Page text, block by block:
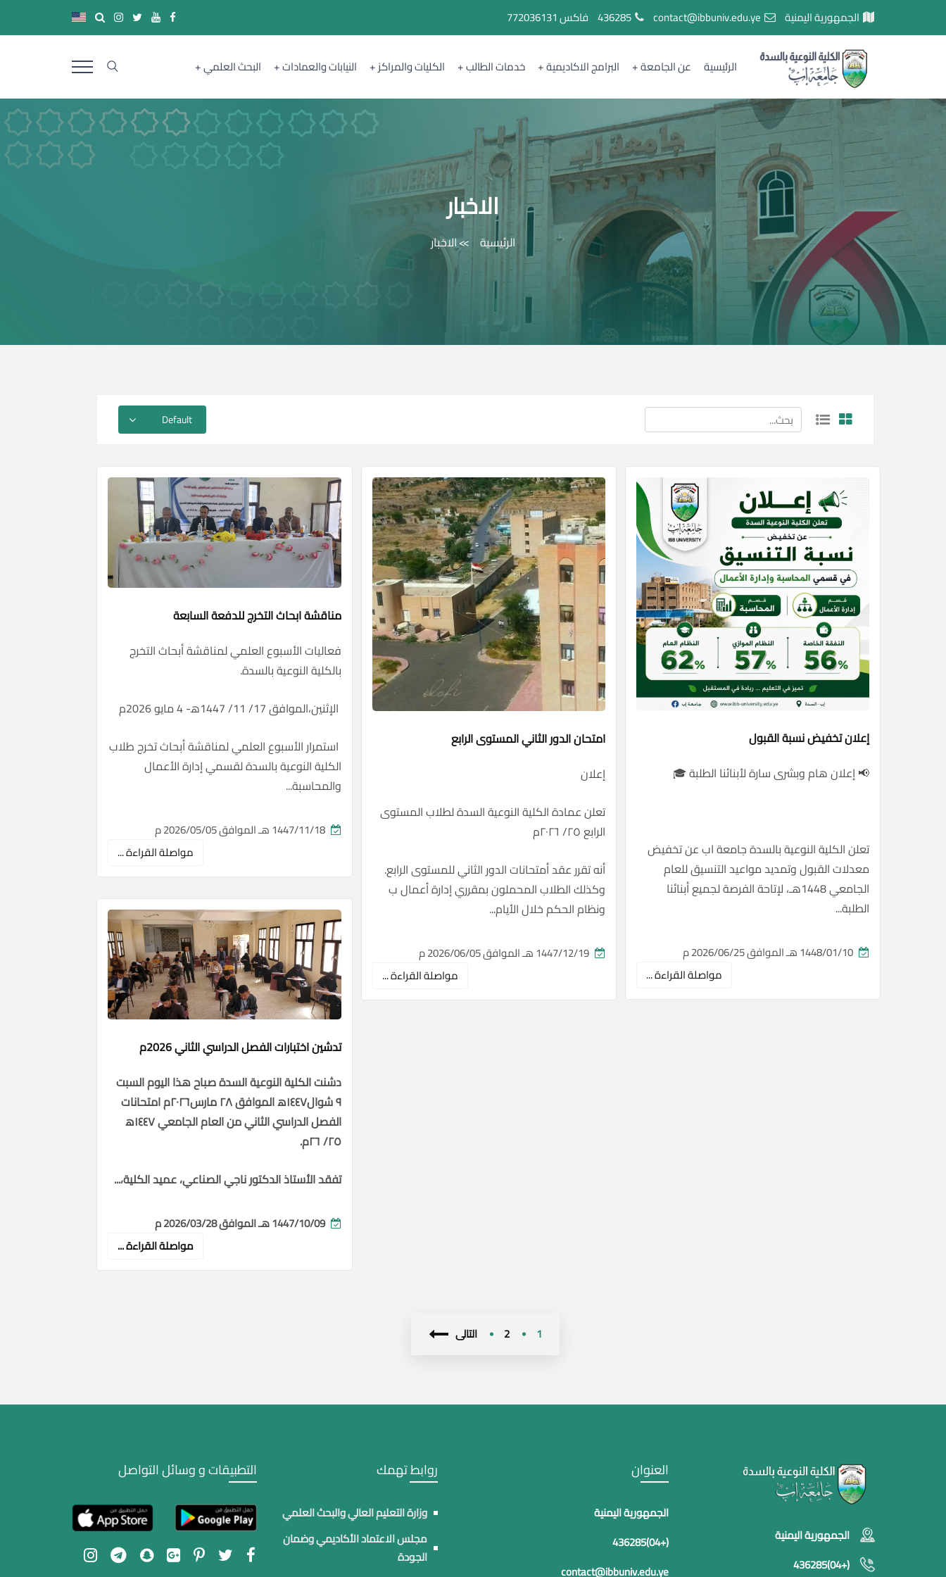
الجمهورية اليمنية contact@ibbuniv.edu.ye
436285 فاكس772036131
الرئيسية عن الجامعة البرامج الاكاديمية خدمات الطالب الكليات والمراكز النيابات والعمادات البحث العلمي
الاخبار
الرئيسية الاخبار
إعلان تخفيض نسبة القبول
📢 إعلان هام وبشرى سارة لأبنائنا الطلبة 🎓
تعلن الكلية النوعية بالسدة جامعة اب عن تخفيض
معدلات القبول وتمديد مواعيد التنسيق للعام
الجامعي 1448هـ، لإتاحة الفرصة لجميع أبنائنا
الطلبة...
مواصلة القراءة ...
امتحان الدور الثاني المستوى الرابع
إعلان
تعلن عمادة الكلية النوعية السدة لطلاب المستوى
الرابع ٢٥/ ٢٠٢٦م
أنه تقرر عقد أمتحانات الدور الثاني للمستوى الرابع.
وكذلك الطلاب المحملون بمقرري إدارة أعمال ب
ونظام الحكم خلال الأيام...
1447/12/19 هـ الموافق 2026/06/05 م
مواصلة القراءة ...
مناقشة ابحاث التخرج للدفعة السابعة
فعاليات الأسبوع العلمي لمناقشة أبحاث التخرج
بالكلية النوعية بالسدة.
الإثنين،الموافق 17/ 11/ 1447ه‍- 4 مايو 2026م
استمرار الأسبوع العلمي لمناقشة أبحاث تخرج طلاب
الكلية النوعية بالسدة لقسمي إدارة الأعمال
والمحاسبة...
1447/11/18 هـ الموافق 2026/05/05 م
مواصلة القراءة ...
تدشين اختبارات الفصل الدراسي الثاني 2026م
دشنت الكلية النوعية السدة صباح هذا اليوم السبت
٩ شوال١٤٤٧ھ الموافق ٢٨ مارس٢٠٢٦م امتحانات
الفصل الدراسي الثاني من العام الجامعي ١٤٤٧ھ
٢٥/ ٢٦م.
تفقد الأستاذ الدكتور ناجي الصناعي، عميد الكلية،...
1447/10/09 هـ الموافق 2026/03/28 م
مواصلة القراءة ...
1
2 التالى
الجمهورية اليمنية
(+04)436285
العنوان
الجمهورية اليمنية
(+04)436285
contact@ibbuniv.edu.ye
روابط تهمك
وزارة التعليم العالي والبحث العلمي
مجلس الاعتماد الأكاديمي وضمان
الجودة
التطبيقات و وسائل التواصل